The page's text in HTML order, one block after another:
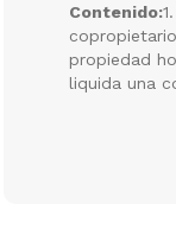
Contenido:
propiedad
liquida una